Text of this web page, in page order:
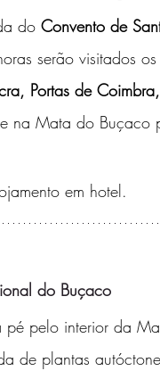
do Convento de
serão visitados
Portas de
na Mata do Buçaco
em hotel.
do Buçaco
pé pelo interior da
de plantas